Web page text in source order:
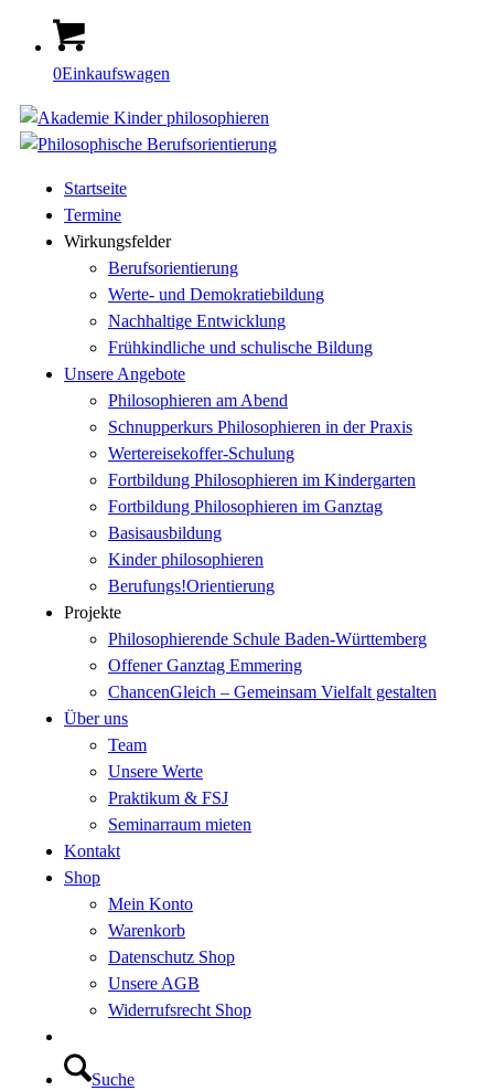
0Einkaufswagen
Startseite
Termine
Wirkungsfelder
Berufsorientierung
Werte- und Demokratiebildung
Nachhaltige Entwicklung
Frühkindliche und schulische Bildung
Unsere Angebote
Philosophieren am Abend
Schnupperkurs Philosophieren in der Praxis
Wertereisekoffer-Schulung
Fortbildung Philosophieren im Kindergarten
Fortbildung Philosophieren im Ganztag
Basisausbildung
Kinder philosophieren
Berufungs!Orientierung
Projekte
Philosophierende Schule Baden-Württemberg
Offener Ganztag Emmering
ChancenGleich – Gemeinsam Vielfalt gestalten
Über uns
Team
Unsere Werte
Praktikum & FSJ
Seminarraum mieten
Kontakt
Shop
Mein Konto
Warenkorb
Datenschutz Shop
Unsere AGB
Widerrufsrecht Shop
Suche